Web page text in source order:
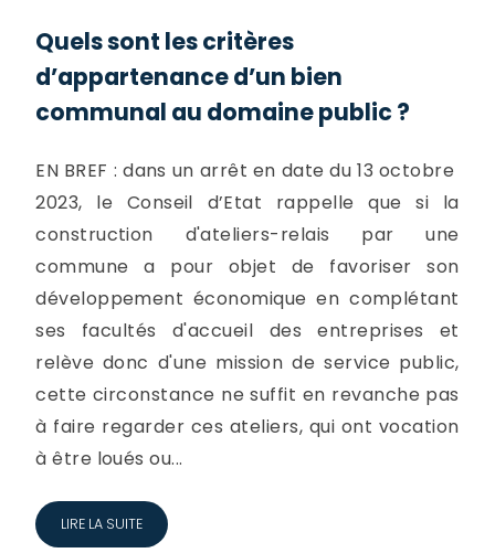
Quels sont les critères
d’appartenance d’un bien
communal au domaine public ?
EN BREF : dans un arrêt en date du 13 octobre
2023, le Conseil d’Etat rappelle que si la
construction d'ateliers-relais par une
commune a pour objet de favoriser son
développement économique en complétant
ses facultés d'accueil des entreprises et
relève donc d'une mission de service public,
cette circonstance ne suffit en revanche pas
à faire regarder ces ateliers, qui ont vocation
à être loués ou...
LIRE LA SUITE